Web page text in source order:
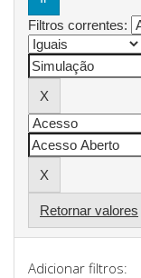
Filtros correntes:
Retornar valores
Adicionar filtros: